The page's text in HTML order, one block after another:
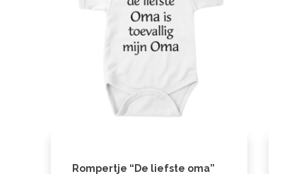
Rompertje “De liefste oma”